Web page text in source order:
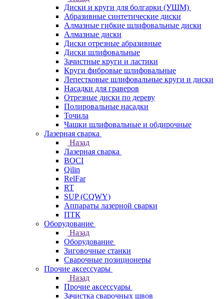
Диски и круги для болгарки (УШМ)
Абразивные синтетические диски
Алмазные гибкие шлифовальные диски
Алмазные диски
Диски отрезные абразивные
Диски шлифовальные
Зачистные круги и ластики
Круги фибровые шлифовальные
Лепестковые шлифовальные круги и диски
Насадки для граверов
Отрезные диски по дереву
Полировальные насадки
Точила
Чашки шлифовальные и обдирочные
Лазерная сварка
Назад
Лазерная сварка
BOCI
Qilin
RelFar
RT
SUP (CQWY)
Аппараты лазерной сварки
ПТК
Оборудование
Назад
Оборудование
Зиговочные станки
Сварочные позиционеры
Прочие аксессуары
Назад
Прочие аксессуары
Зачистка сварочных швов